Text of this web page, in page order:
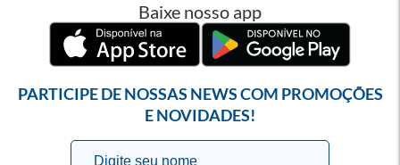
Baixe nosso app
PARTICIPE DE NOSSAS NEWS COM PROMOÇÕES
E NOVIDADES!